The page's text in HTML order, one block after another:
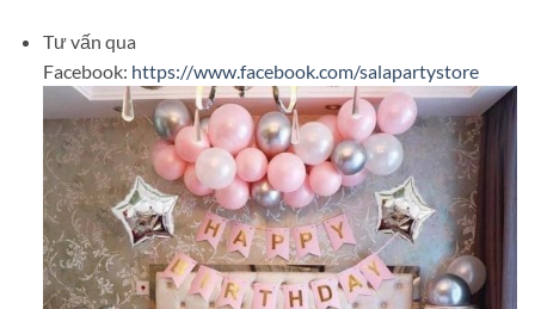
Tư vấn qua
Facebook: https://www.facebook.com/salapartystore